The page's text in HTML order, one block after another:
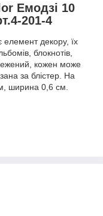
Емодзі 10
201-4
елемент декору, їх
блокнотів,
кожен може
за блістер. На
ширина 0,6 см.